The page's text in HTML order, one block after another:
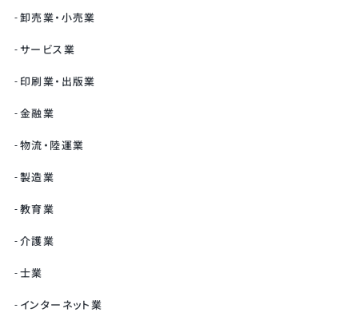
卸売業・小売業
サービス業
印刷業・出版業
金融業
物流・陸運業
製造業
教育業
介護業
士業
インターネット業